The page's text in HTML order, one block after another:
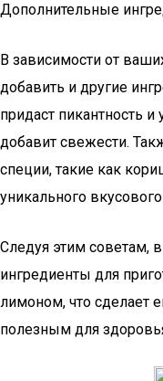
Дополнительные
В зависимости от
добавить и другие
придаст пикантность
добавит свежести.
специи, такие как
уникального вкусового
Следуя этим советам,
ингредиенты для
лимоном, что сделает
полезным для